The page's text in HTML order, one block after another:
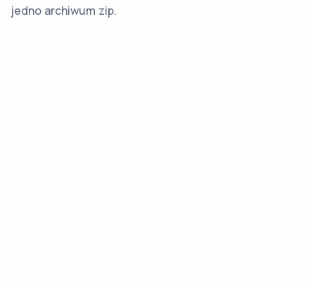
jedno archiwum zip.